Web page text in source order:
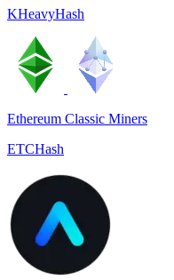
KHeavyHash
Ethereum Classic Miners
ETCHash